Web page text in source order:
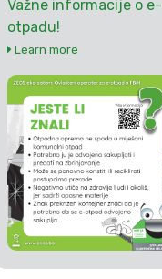
Važne informacije o e-
otpadu!
Learn more